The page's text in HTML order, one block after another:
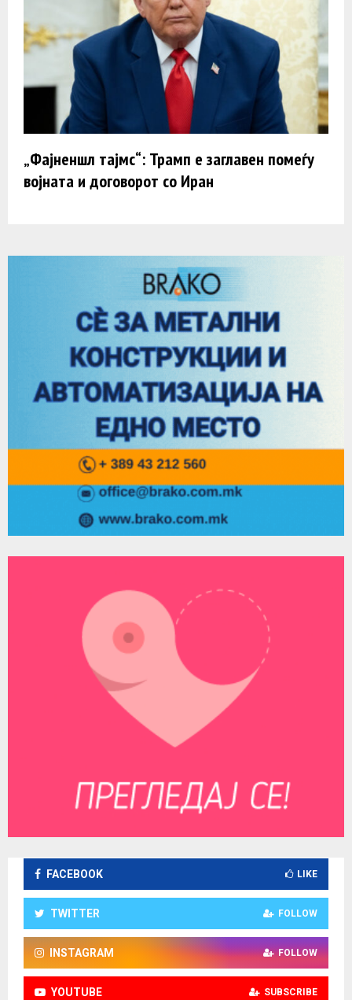
„Фајненшл тајмс“: Трамп e заглавен помеѓу
војната и договорот со Иран
FACEBOOK LIKE
TWITTER FOLLOW
INSTAGRAM FOLLOW
YOUTUBE SUBSCRIBE